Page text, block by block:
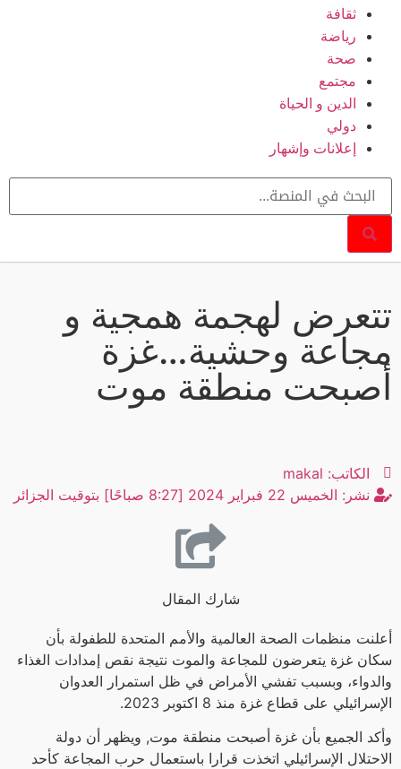
ثقافة
رياضة
صحة
مجتمع
الدين و الحياة
دولي
إعلانات وإشهار
تتعرض لهجمة همجية و
مجاعة وحشية…غزة
أصبحت منطقة موت
الكاتب: makal
نشر: الخميس 22 فبراير 2024 [8:27 صباحًا] بتوقيت الجزائر
شارك المقال
أعلنت منظمات الصحة العالمية والأمم المتحدة للطفولة بأن
سكان غزة يتعرضون للمجاعة والموت نتيجة نقص إمدادات الغذاء
والدواء، وبسبب تفشي الأمراض في ظل استمرار العدوان
الإسرائيلي على قطاع غزة منذ 8 اكتوبر 2023.
وأكد الجميع بأن غزة أصبحت منطقة موت, ويظهر أن دولة
الاحتلال الإسرائيلي اتخذت قرارا باستعمال حرب المجاعة كأحد